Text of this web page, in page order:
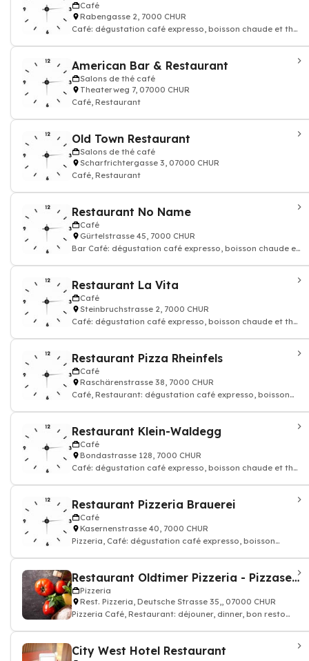
Café
Rabengasse 2, 7000 CHUR
Café: dégustation café expresso, boisson chaude et thé,
American Bar & Restaurant
Salons de thé café
Theaterweg 7, 07000 CHUR
Café, Restaurant
Old Town Restaurant
Salons de thé café
Scharfrichtergasse 3, 07000 CHUR
Café, Restaurant
Restaurant No Name
Café
Gürtelstrasse 45, 7000 CHUR
Bar Café: dégustation café expresso, boisson chaude et
Restaurant La Vita
Café
Steinbruchstrasse 2, 7000 CHUR
Café: dégustation café expresso, boisson chaude et thé,
Restaurant Pizza Rheinfels
Café
Raschärenstrasse 38, 7000 CHUR
Café, Restaurant: dégustation café expresso, boisson
Restaurant Klein-Waldegg
Café
Bondastrasse 128, 7000 CHUR
Café: dégustation café expresso, boisson chaude et thé,
Restaurant Pizzeria Brauerei
Café
Kasernenstrasse 40, 7000 CHUR
Pizzeria, Café: dégustation café expresso, boisson
Restaurant Oldtimer Pizzeria - Pizzaservice
Pizzeria
Rest. Pizzeria, Deutsche Strasse 35,, 07000 CHUR
Pizzeria Café, Restaurant: déjouner, dinner, bon resto
City West Hotel Restaurant